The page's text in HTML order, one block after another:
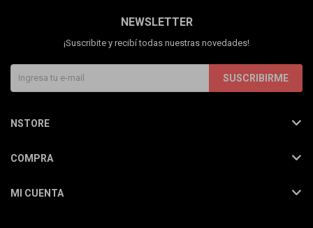
NEWSLETTER
¡Suscribite y recibí todas nuestras novedades!
SUSCRIBIRME
NSTORE
COMPRA
MI CUENTA